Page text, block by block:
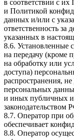
в соответствии с их
и Политикой
данных и/или с
ответственность за
указанных в
8.6. Установленные
на передачу (кроме
на обработку или
доступа)
распространения,
персональных
и иных публичных
законодательством
8.7. Оператор при
обеспечивает
8.8. Оператор